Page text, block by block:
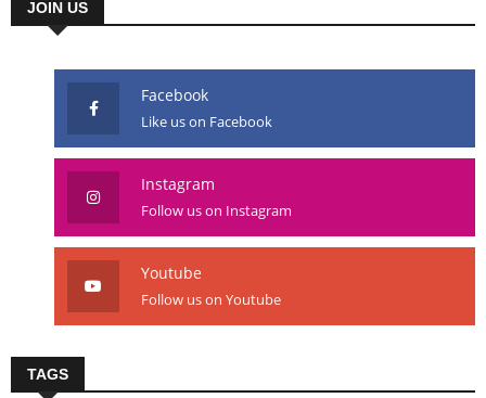
JOIN US
Facebook
Like us on Facebook
Instagram
Follow us on Instagram
Youtube
Follow us on Youtube
TAGS